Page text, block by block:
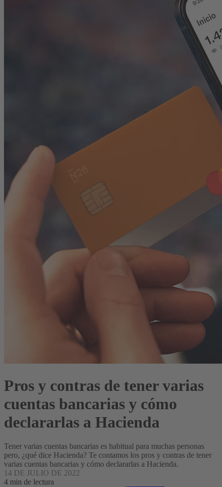
Pros y contras de tener varias
cuentas bancarias y cómo
declararlas a Hacienda
Tener varias cuentas bancarias es habitual para muchas personas
pero, ¿qué dice Hacienda? Te contamos los pros y contras de tener
varias cuentas bancarias y cómo declararlas a Hacienda.
14 DE JULIO DE 2022
4 min de lectura